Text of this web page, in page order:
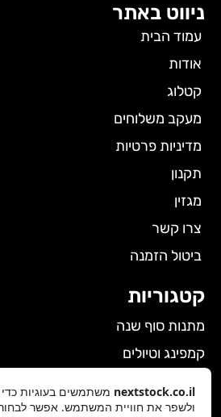
ניווט באתר
עמוד הבית
אודות
קטלוג
מעקב משלוחים
מדיניות פרטיות
תקנון
מגזין
צרו קשר
ביטול הזמנה
קטגוריות
מתנות סוף שנה
קמפינג וטיולים
גאדג'טים
nextstock.co.il משתמשים בעוגיות
ולשפר את חוויית המשתמש. אפשר לבחור